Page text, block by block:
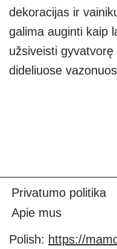
dekoracijas ir
galima auginti kaip
užsiveisti
dideliuose
Privatumo politika
Apie mus
Polish: https://